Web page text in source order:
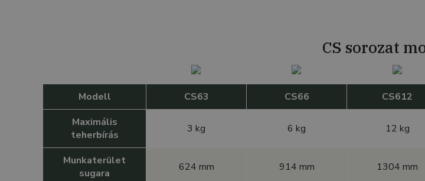
CS sorozat
Modell CS63 CS66 CS612
Maximális
teherbírás
3 kg 6 kg 12 kg
Munkaterület
sugara
624 mm 914 mm 1304 mm